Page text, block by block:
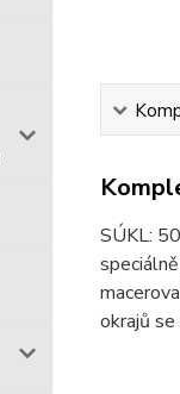
SÚKL:
okrajů